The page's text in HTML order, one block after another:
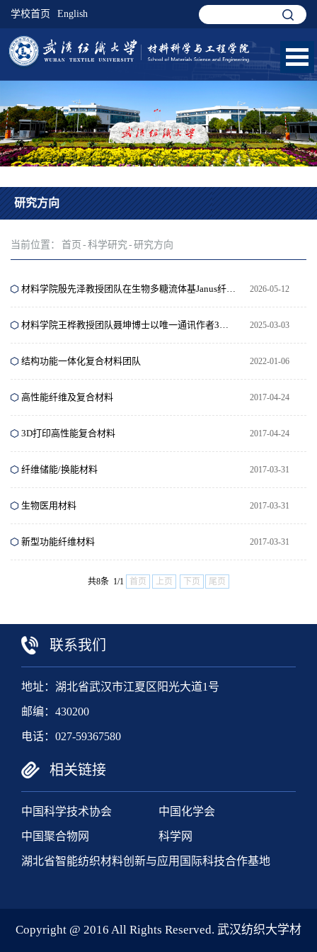
学校首页 English
研究方向
当前位置： 首页 - 科学研究- 研究方向
2026-05-12
材料学院殷先泽教授团队在生物多糖流体基Janus纤维膜实现高效降温和柔性传感取得进展
2025-03-03
材料学院王桦教授团队聂坤博士以唯一通讯作者3天内连续在《Chemical Engineering Journal》上发表2篇重要
2022-01-06
结构功能一体化复合材料团队
2017-04-24
高性能纤维及复合材料
2017-04-24
3D打印高性能复合材料
2017-03-31
纤维储能/换能材料
2017-03-31
生物医用材料
2017-03-31
新型功能纤维材料
共8条 1/1 首页 上页 下页 尾页
联系我们
地址：湖北省武汉市江夏区阳光大道1号
邮编：430200
电话：027-59367580
相关链接
中国科学技术协会 中国化学会
中国聚合物网 科学网
湖北省智能纺织材料创新与应用国际科技合作基地
Copyright @ 2016 All Rights Reserved. 武汉纺织大学材